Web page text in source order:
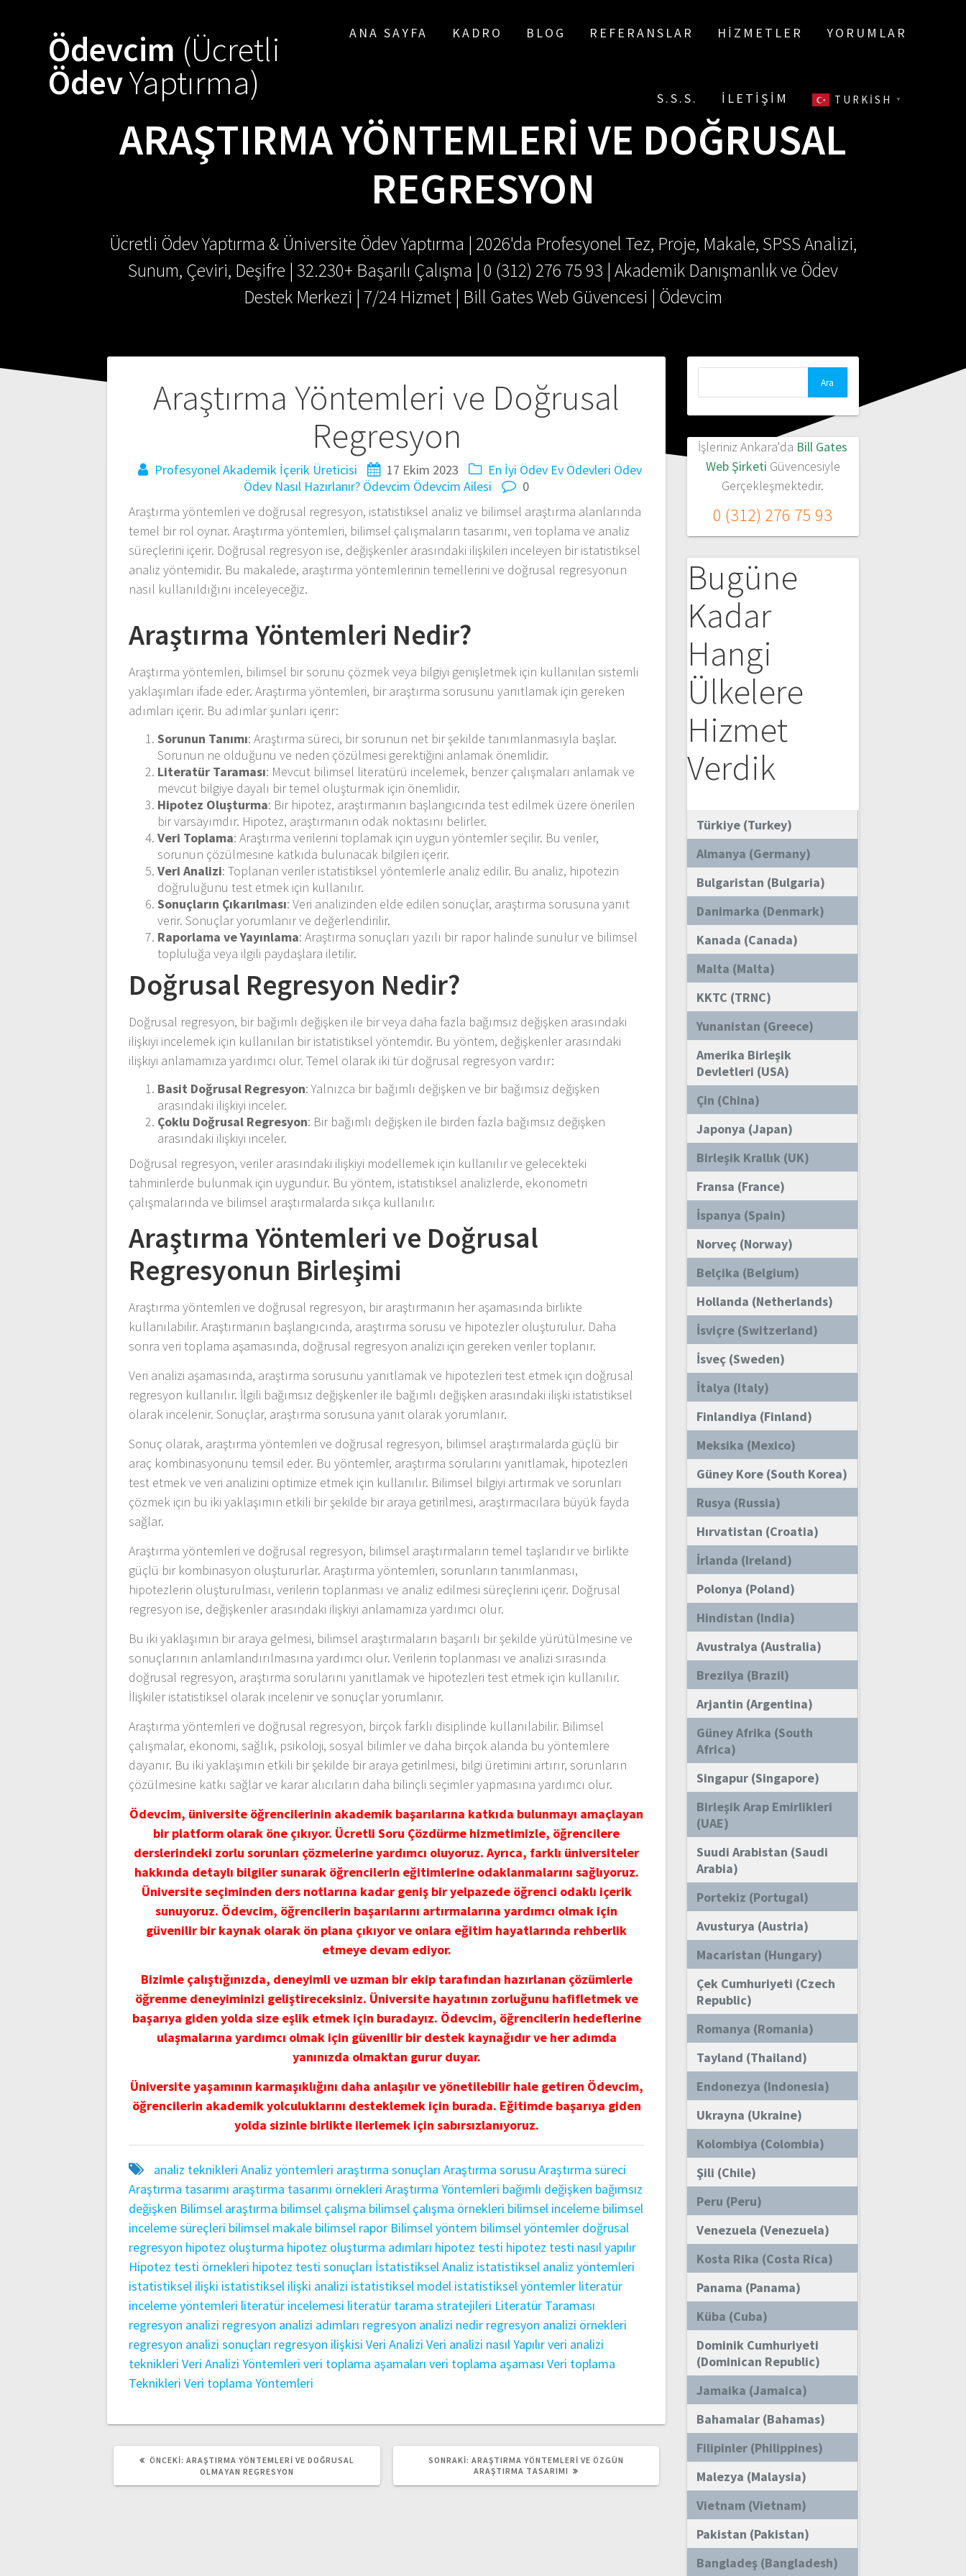
Ödevcim (Ücretli
ÖdevYaptırma)
ANA SAYFA KADRO BLOG REFERANSLAR HIZMETLER YORUMLAR
S.S.S. İLETIŞIM TURKISH ▼
ARAŞTIRMA YÖNTEMLERI VE DOĞRUSAL
REGRESYON
Ücretli Ödev Yaptırma & Üniversite Ödev Yaptırma | 2026'da Profesyonel Tez, Proje, Makale, SPSS Analizi,
Sunum, Çeviri, Deşifre | 32.230+ Başarılı Çalışma | 0 (312) 276 75 93 | Akademik Danışmanlık ve Ödev
Destek Merkezi | 7/24 Hizmet | Bill Gates Web Güvencesi | Ödevcim
Araştırma Yöntemleri ve Doğrusal
Regresyon
Profesyonel Akademik İçerik Üreticisi 17 Ekim 2023 En İyi Ödev Ev Ödevleri Ödev
Ödev Nasıl Hazırlanır? Ödevcim Ödevcim Ailesi
0
Araştırma yöntemleri ve doğrusal regresyon, istatistiksel analiz ve bilimsel araştırma alanlarında
temel bir rol oynar. Araştırma yöntemleri, bilimsel çalışmaların tasarımı, veri toplama ve analiz
süreçlerini içerir. Doğrusal regresyon ise, değişkenler arasındaki ilişkileri inceleyen bir istatistiksel
analiz yöntemidir. Bu makalede, araştırma yöntemlerinin temellerini ve doğrusal regresyonun
nasıl kullanıldığını inceleyeceğiz.
Araştırma Yöntemleri Nedir?
Araştırma yöntemleri, bilimsel bir sorunu çözmek veya bilgiyi genişletmek için kullanılan sistemli
yaklaşımları ifade eder. Araştırma yöntemleri, bir araştırma sorusunu yanıtlamak için gereken
adımları içerir. Bu adımlar şunları içerir:
Sorunun Tanımı: Araştırma süreci, bir sorunun net bir şekilde tanımlanmasıyla başlar.
Sorunun ne olduğunu ve neden çözülmesi gerektiğini anlamak önemlidir.
Literatür Taraması: Mevcut bilimsel literatürü incelemek, benzer çalışmaları anlamak ve
mevcut bilgiye dayalı bir temel oluşturmak için önemlidir.
Hipotez Oluşturma: Bir hipotez, araştırmanın başlangıcında test edilmek üzere önerilen
bir varsayımdır. Hipotez, araştırmanın odak noktasını belirler.
Veri Toplama: Araştırma verilerini toplamak için uygun yöntemler seçilir. Bu veriler,
sorunun çözülmesine katkıda bulunacak bilgileri içerir.
Veri Analizi: Toplanan veriler istatistiksel yöntemlerle analiz edilir. Bu analiz, hipotezin
doğruluğunu test etmek için kullanılır.
Sonuçların Çıkarılması: Veri analizinden elde edilen sonuçlar, araştırma sorusuna yanıt
verir. Sonuçlar yorumlanır ve değerlendirilir.
Raporlama ve Yayınlama: Araştırma sonuçları yazılı bir rapor halinde sunulur ve bilimsel
topluluğa veya ilgili paydaşlara iletilir.
Doğrusal Regresyon Nedir?
Doğrusal regresyon, bir bağımlı değişken ile bir veya daha fazla bağımsız değişken arasındaki
ilişkiyi incelemek için kullanılan bir istatistiksel yöntemdir. Bu yöntem, değişkenler arasındaki
ilişkiyi anlamamıza yardımcı olur. Temel olarak iki tür doğrusal regresyon vardır:
Basit Doğrusal Regresyon: Yalnızca bir bağımlı değişken ve bir bağımsız değişken
arasındaki ilişkiyi inceler.
Çoklu Doğrusal Regresyon: Bir bağımlı değişken ile birden fazla bağımsız değişken
arasındaki ilişkiyi inceler.
Doğrusal regresyon, veriler arasındaki ilişkiyi modellemek için kullanılır ve gelecekteki
tahminlerde bulunmak için uygundur. Bu yöntem, istatistiksel analizlerde, ekonometri
çalışmalarında ve bilimsel araştırmalarda sıkça kullanılır.
Araştırma Yöntemleri ve Doğrusal
Regresyonun Birleşimi
Araştırma yöntemleri ve doğrusal regresyon, bir araştırmanın her aşamasında birlikte
kullanılabilir. Araştırmanın başlangıcında, araştırma sorusu ve hipotezler oluşturulur. Daha
sonra veri toplama aşamasında, doğrusal regresyon analizi için gereken veriler toplanır.
Veri analizi aşamasında, araştırma sorusunu yanıtlamak ve hipotezleri test etmek için doğrusal
regresyon kullanılır. İlgili bağımsız değişkenler ile bağımlı değişken arasındaki ilişki istatistiksel
olarak incelenir. Sonuçlar, araştırma sorusuna yanıt olarak yorumlanır.
Sonuç olarak, araştırma yöntemleri ve doğrusal regresyon, bilimsel araştırmalarda güçlü bir
araç kombinasyonunu temsil eder. Bu yöntemler, araştırma sorularını yanıtlamak, hipotezleri
test etmek ve veri analizini optimize etmek için kullanılır. Bilimsel bilgiyi artırmak ve sorunları
çözmek için bu iki yaklaşımın etkili bir şekilde bir araya getirilmesi, araştırmacılara büyük fayda
sağlar.
Araştırma yöntemleri ve doğrusal regresyon, bilimsel araştırmaların temel taşlarıdır ve birlikte
güçlü bir kombinasyon oluştururlar. Araştırma yöntemleri, sorunların tanımlanması,
hipotezlerin oluşturulması, verilerin toplanması ve analiz edilmesi süreçlerini içerir. Doğrusal
regresyon ise, değişkenler arasındaki ilişkiyi anlamamıza yardımcı olur.
Bu iki yaklaşımın bir araya gelmesi, bilimsel araştırmaların başarılı bir şekilde yürütülmesine ve
sonuçlarının anlamlandırılmasına yardımcı olur. Verilerin toplanması ve analizi sırasında
doğrusal regresyon, araştırma sorularını yanıtlamak ve hipotezleri test etmek için kullanılır.
İlişkiler istatistiksel olarak incelenir ve sonuçlar yorumlanır.
Araştırma yöntemleri ve doğrusal regresyon, birçok farklı disiplinde kullanılabilir. Bilimsel
çalışmalar, ekonomi, sağlık, psikoloji, sosyal bilimler ve daha birçok alanda bu yöntemlere
dayanır. Bu iki yaklaşımın etkili bir şekilde bir araya getirilmesi, bilgi üretimini artırır, sorunların
çözülmesine katkı sağlar ve karar alıcıların daha bilinçli seçimler yapmasına yardımcı olur.
Ödevcim, üniversite öğrencilerinin akademik başarılarına katkıda bulunmayı amaçlayan
bir platform olarak öne çıkıyor. Ücretli Soru Çözdürme hizmetimizle, öğrencilere
derslerindeki zorlu sorunları çözmelerine yardımcı oluyoruz. Ayrıca, farklı üniversiteler
hakkında detaylı bilgiler sunarak öğrencilerin eğitimlerine odaklanmalarını sağlıyoruz.
Üniversite seçiminden ders notlarına kadar geniş bir yelpazede öğrenci odaklı içerik
sunuyoruz. Ödevcim, öğrencilerin başarılarını artırmalarına yardımcı olmak için
güvenilir bir kaynak olarak ön plana çıkıyor ve onlara eğitim hayatlarında rehberlik
etmeye devam ediyor.
Bizimle çalıştığınızda, deneyimli ve uzman bir ekip tarafından hazırlanan çözümlerle
öğrenme deneyiminizi geliştireceksiniz. Üniversite hayatının zorluğunu hafifletmek ve
başarıya giden yolda size eşlik etmek için buradayız. Ödevcim, öğrencilerin hedeflerine
ulaşmalarına yardımcı olmak için güvenilir bir destek kaynağıdır ve her adımda
yanınızda olmaktan gurur duyar.
Üniversite yaşamının karmaşıklığını daha anlaşılır ve yönetilebilir hale getiren Ödevcim,
öğrencilerin akademik yolculuklarını desteklemek için burada. Eğitimde başarıya giden
yolda sizinle birlikte ilerlemek için sabırsızlanıyoruz.
analiz teknikleri Analiz yöntemleri araştırma sonuçları Araştırma sorusu Araştırma süreci
Araştırma tasarımı araştırma tasarımı örnekleri Araştırma Yöntemleri bağımlı değişken bağımsız
değişken Bilimsel araştırma bilimsel çalışma bilimsel çalışma örnekleri bilimsel inceleme bilimsel
inceleme süreçleri bilimsel makale bilimsel rapor Bilimsel yöntem bilimsel yöntemler doğrusal
regresyon hipotez oluşturma hipotez oluşturma adımları hipotez testi hipotez testi nasıl yapılır
Hipotez testi örnekleri hipotez testi sonuçları İstatistiksel Analiz istatistiksel analiz yöntemleri
istatistiksel ilişki istatistiksel ilişki analizi istatistiksel model istatistiksel yöntemler literatür
inceleme yöntemleri literatür incelemesi literatür tarama stratejileri Literatür Taraması
regresyon analizi regresyon analizi adımları regresyon analizi nedir regresyon analizi örnekleri
regresyon analizi sonuçları regresyon ilişkisi Veri Analizi Veri analizi nasıl Yapılırveri analizi
teknikleri Veri Analizi Yöntemleri veri toplama aşamaları veri toplama aşaması Veri toplama
Teknikleri Veri toplama Yöntemleri
Yazı
ÖNCEKI: ÖNCEKI
YAZI:
ARAŞTIRMA YÖNTEMLERI VE DOĞRUSAL
OLMAYAN REGRESYON
SONRAKI: SONRAKI
YAZI:
ARAŞTIRMA YÖNTEMLERI VE ÖZGÜN
ARAŞTIRMA TASARIMI
İşleriniz Ankara'da Bill Gates
Web Şirketi Güvencesiyle
Gerçekleşmektedir.
0 (312) 276 75 93
Bugüne
Kadar
Hangi
Ülkelere
Hizmet
Verdik
Türkiye (Turkey)
Almanya (Germany)
Bulgaristan (Bulgaria)
Danimarka (Denmark)
Kanada (Canada)
Malta (Malta)
KKTC (TRNC)
Yunanistan (Greece)
Amerika Birleşik
Devletleri (USA)
Çin (China)
Japonya (Japan)
Birleşik Krallık (UK)
Fransa (France)
İspanya (Spain)
Norveç (Norway)
Belçika (Belgium)
Hollanda (Netherlands)
İsviçre (Switzerland)
İsveç (Sweden)
İtalya (Italy)
Finlandiya (Finland)
Meksika (Mexico)
Güney Kore (South Korea)
Rusya (Russia)
Hırvatistan (Croatia)
İrlanda (Ireland)
Polonya (Poland)
Hindistan (India)
Avustralya (Australia)
Brezilya (Brazil)
Arjantin (Argentina)
Güney Afrika (South
Africa)
Singapur (Singapore)
Birleşik Arap Emirlikleri
(UAE)
Suudi Arabistan (Saudi
Arabia)
Portekiz (Portugal)
Avusturya (Austria)
Macaristan (Hungary)
Çek Cumhuriyeti (Czech
Republic)
Romanya (Romania)
Tayland (Thailand)
Endonezya (Indonesia)
Ukrayna (Ukraine)
Kolombiya (Colombia)
Şili (Chile)
Peru (Peru)
Venezuela (Venezuela)
Kosta Rika (Costa Rica)
Panama (Panama)
Küba (Cuba)
Dominik Cumhuriyeti
(Dominican Republic)
Jamaika (Jamaica)
Bahamalar (Bahamas)
Filipinler (Philippines)
Malezya (Malaysia)
Vietnam (Vietnam)
Pakistan (Pakistan)
Bangladeş (Bangladesh)